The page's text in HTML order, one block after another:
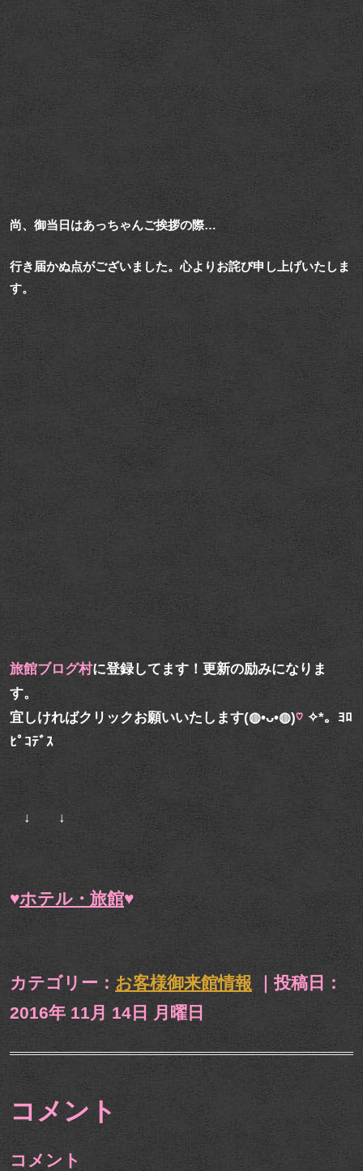
尚、御当日はあっちゃんご挨拶の際…
行き届かぬ点がございました。心よりお詫び申し上げいたしま
す。
旅館ブログ村に登録してます！更新の励みになりま
す。
宜しければクリックお願いいたします(◍•ᴗ•◍)♡ ✧*。ﾖﾛ
ﾋﾟｺﾃﾞｽ
↓ ↓
♥ホテル・旅館♥
カテゴリー： お客様御来館情報 ｜投稿日：
2016年 11月 14日 月曜日
コメント
コメント